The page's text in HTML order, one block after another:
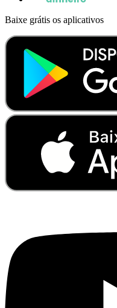
Baixe grátis os aplicativos